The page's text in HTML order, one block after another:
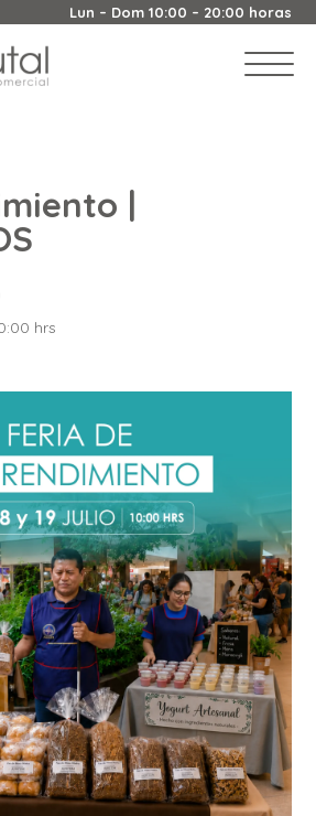
Lun – Dom 10:00 – 20:00 horas
|
hrs